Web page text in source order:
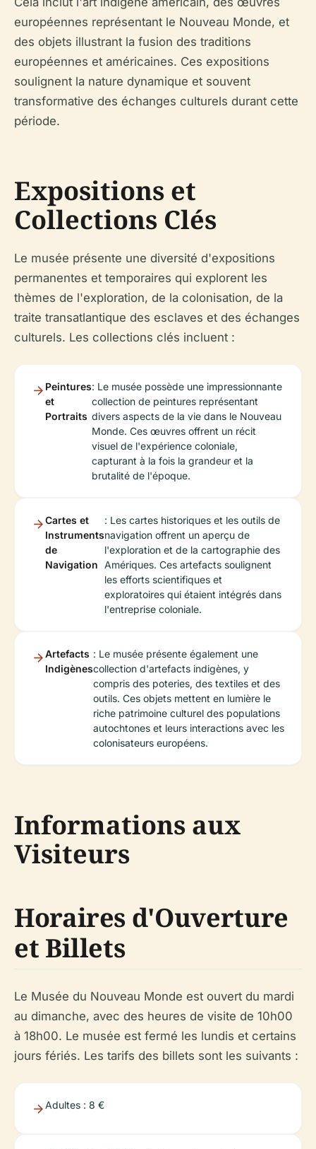
européennes représentant le Nouveau Monde, et
des objets illustrant la fusion des traditions
européennes et américaines. Ces expositions
soulignent la nature dynamique et souvent
transformative des échanges culturels durant cette
période.
Expositions et
Collections Clés
Le musée présente une diversité d'expositions
permanentes et temporaires qui explorent les
thèmes de l'exploration, de la colonisation, de la
traite transatlantique des esclaves et des échanges
culturels. Les collections clés incluent :
Peintures
et
Portraits
: Le musée possède une impressionnante
collection de peintures représentant
divers aspects de la vie dans le Nouveau
Monde. Ces œuvres offrent un récit
visuel de l'expérience coloniale,
capturant à la fois la grandeur et la
brutalité de l'époque.
Cartes et
Instruments
de
Navigation
: Les cartes historiques et les outils de
navigation offrent un aperçu de
l'exploration et de la cartographie des
Amériques. Ces artefacts soulignent
les efforts scientifiques et
exploratoires qui étaient intégrés dans
l'entreprise coloniale.
Artefacts
Indigènes
: Le musée présente également une
collection d'artefacts indigènes, y
compris des poteries, des textiles et des
outils. Ces objets mettent en lumière le
riche patrimoine culturel des populations
autochtones et leurs interactions avec les
colonisateurs européens.
Informations aux
Visiteurs
Horaires d'Ouverture
et Billets
Le Musée du Nouveau Monde est ouvert du mardi
au dimanche, avec des heures de visite de 10h00
à 18h00. Le musée est fermé les lundis et certains
jours fériés. Les tarifs des billets sont les suivants :
Adultes : 8 €